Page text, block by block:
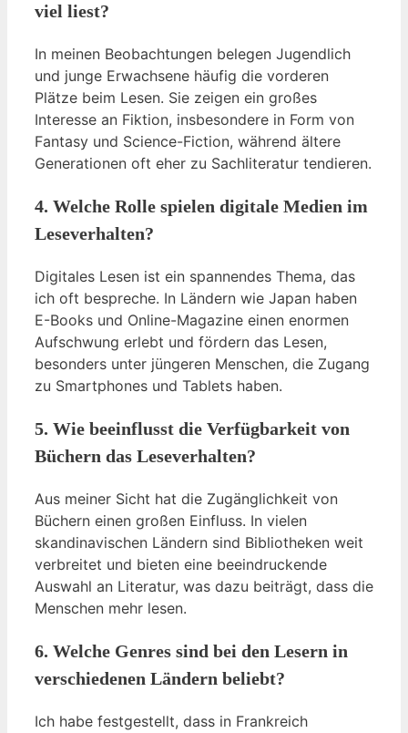
viel liest?
In meinen Beobachtungen belegen Jugendlich
und junge Erwachsene häufig die vorderen
Plätze beim Lesen. Sie zeigen ein großes
Interesse an Fiktion, insbesondere in Form von
Fantasy und Science-Fiction, während ältere
Generationen oft eher zu Sachliteratur tendieren.
4. Welche Rolle spielen digitale Medien im
Leseverhalten?
Digitales Lesen ist ein spannendes Thema, das
ich oft bespreche. In Ländern wie Japan haben
E-Books und Online-Magazine einen enormen
Aufschwung erlebt und fördern das Lesen,
besonders unter jüngeren Menschen, die Zugang
zu Smartphones und Tablets haben.
5. Wie beeinflusst die Verfügbarkeit von
Büchern das Leseverhalten?
Aus meiner Sicht hat die Zugänglichkeit von
Büchern einen großen Einfluss. In vielen
skandinavischen Ländern sind Bibliotheken weit
verbreitet und bieten eine beeindruckende
Auswahl an Literatur, was dazu beiträgt, dass die
Menschen mehr lesen.
6. Welche Genres sind bei den Lesern in
verschiedenen Ländern beliebt?
Ich habe festgestellt, dass in Frankreich